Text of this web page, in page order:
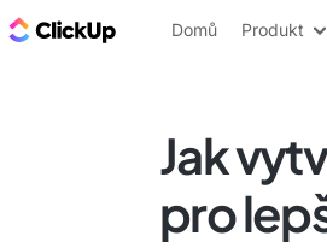
ClickUp blog
Domů Produkt
Jak
pro